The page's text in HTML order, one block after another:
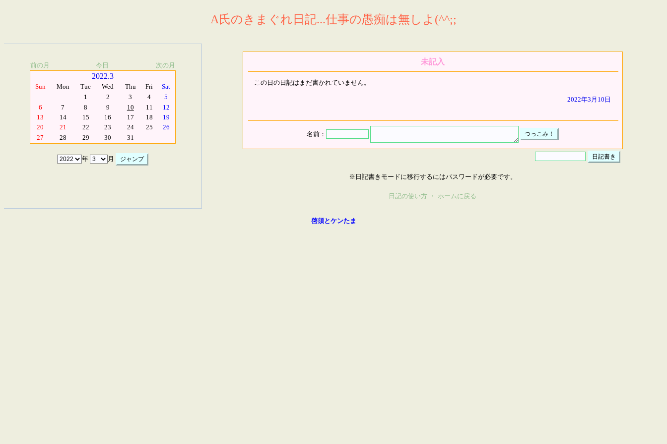
A氏のきまぐれ日記...仕事の愚痴は無しよ(^^;;
前の月 今日 次の月
2022.3
Sun Mon Tue Wed Thu Fri
Sat
1
2 3 4
5
6
7 8 9 10 11
12
13
14 15 16 17 18
19
20
21 22 23 24 25
26
27
28 29 30 31
年 月
未記入
この日の日記はまだ書かれていません。
2022年3月10日
名前：
※日記書きモードに移行するにはパスワードが必要です。
日記の使い方 ・ ホームに戻る
啓須とケンたま